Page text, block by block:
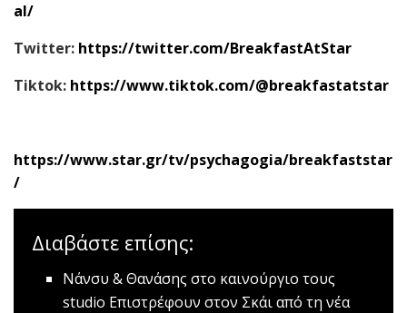
al/
Twitter: https://twitter.com/BreakfastAtStar
Tiktok: https://www.tiktok.com/@breakfastatstar
https://www.star.gr/tv/psychagogia/breakfaststar
/
Διαβάστε επίσης:
Nάνσυ & Θανάσης στο καινούργιο τους
studio Επιστρέφουν στον Σκάι από τη νέα